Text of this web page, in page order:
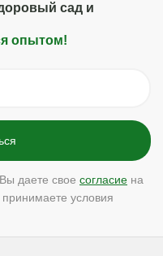
сад и
опытом!
даете свое согласие на
условия